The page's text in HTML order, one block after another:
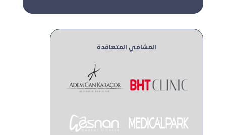
المشافي المتعاقدة